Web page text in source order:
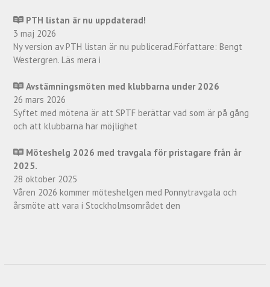
PTH listan är nu uppdaterad!
3 maj 2026
Ny version av PTH listan är nu publicerad.Författare: Bengt
Westergren. Läs mera i
Avstämningsmöten med klubbarna under 2026
26 mars 2026
Syftet med mötena är att SPTF berättar vad som är på gång
och att klubbarna har möjlighet
Möteshelg 2026 med travgala för pristagare från år
2025.
28 oktober 2025
Våren 2026 kommer möteshelgen med Ponnytravgala och
årsmöte att vara i Stockholmsområdet den